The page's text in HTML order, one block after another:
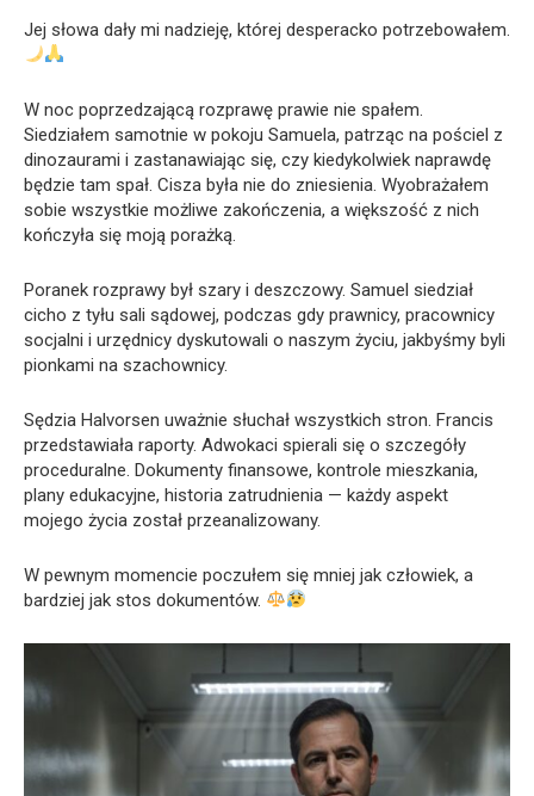
Jej słowa dały mi nadzieję, której desperacko potrzebowałem.
W noc poprzedzającą rozprawę prawie nie spałem.
Siedziałem samotnie w pokoju Samuela, patrząc na pościel z
dinozaurami i zastanawiając się, czy kiedykolwiek naprawdę
będzie tam spał. Cisza była nie do zniesienia. Wyobrażałem
sobie wszystkie możliwe zakończenia, a większość z nich
kończyła się moją porażką.
Poranek rozprawy był szary i deszczowy. Samuel siedział
cicho z tyłu sali sądowej, podczas gdy prawnicy, pracownicy
socjalni i urzędnicy dyskutowali o naszym życiu, jakbyśmy byli
pionkami na szachownicy.
Sędzia Halvorsen uważnie słuchał wszystkich stron. Francis
przedstawiała raporty. Adwokaci spierali się o szczegóły
proceduralne. Dokumenty finansowe, kontrole mieszkania,
plany edukacyjne, historia zatrudnienia — każdy aspekt
mojego życia został przeanalizowany.
W pewnym momencie poczułem się mniej jak człowiek, a
bardziej jak stos dokumentów.